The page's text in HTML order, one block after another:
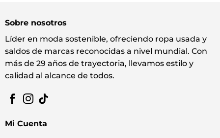
Sobre nosotros
Líder en moda sostenible, ofreciendo ropa usada y
saldos de marcas reconocidas a nivel mundial. Con
más de 29 años de trayectoria, llevamos estilo y
calidad al alcance de todos.
Mi Cuenta